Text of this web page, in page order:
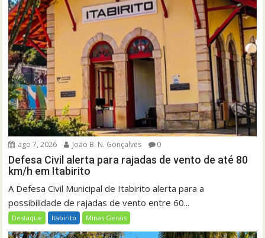
ago 7, 2026 João B. N. Gonçalves 0
Defesa Civil alerta para rajadas de vento de até 80
km/h em Itabirito
A Defesa Civil Municipal de Itabirito alerta para a
possibilidade de rajadas de vento entre 60...
Destaque Itabirito Minas Gerais